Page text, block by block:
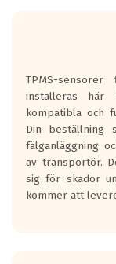
regelverket som
Ett däck med
godkända för år
Ett däck med en
minst tre
regelverk som
TPMS-
installeras här
kompatibla och
Din beställning
fälganläggning
av transportör.
sig för skador
kommer att